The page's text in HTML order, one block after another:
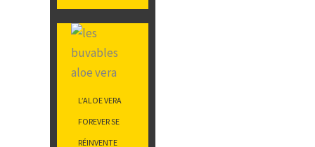
L’ALOE VERA
FOREVER SE
RÉINVENTE